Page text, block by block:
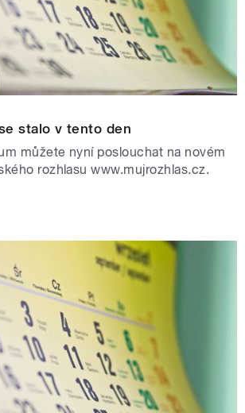
stalo v tento den
můžete nyní poslouchat na novém
rozhlasu www.mujrozhlas.cz.